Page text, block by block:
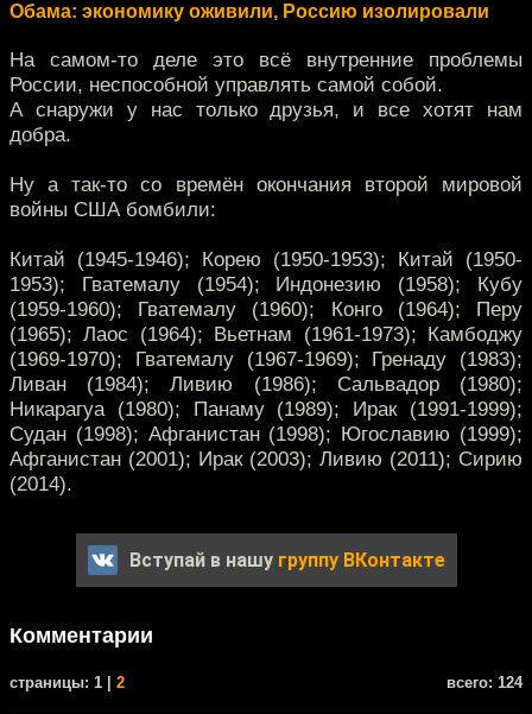
Обама: экономику оживили, Россию изолировали
На самом-то деле это всё внутренние проблемы
России, неспособной управлять самой собой.
А снаружи у нас только друзья, и все хотят нам
добра.
Ну а так-то со времён окончания второй мировой
войны США бомбили:
Китай (1945-1946); Корею (1950-1953); Китай (1950-
1953); Гватемалу (1954); Индонезию (1958); Кубу
(1959-1960); Гватемалу (1960); Конго (1964); Перу
(1965); Лаос (1964); Вьетнам (1961-1973); Камбоджу
(1969-1970); Гватемалу (1967-1969); Гренаду (1983);
Ливан (1984); Ливию (1986); Сальвадор (1980);
Никарагуа (1980); Панаму (1989); Ирак (1991-1999);
Судан (1998); Афганистан (1998); Югославию (1999);
Афганистан (2001); Ирак (2003); Ливию (2011); Сирию
(2014).
Вступай в нашу группу ВКонтакте
Комментарии
cтраницы: 1 | 2 всего: 124